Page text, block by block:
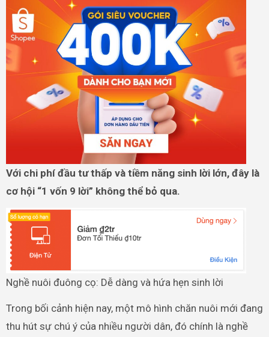
Với chi phí đầu tư thấp và tiềm năng sinh lời lớn, đây là
cơ hội “1 vốn 9 lời” không thể bỏ qua.
Nghề nuôi đuông cọ: Dễ dàng và hứa hẹn sinh lời
Trong bối cảnh hiện nay, một mô hình chăn nuôi mới đang
thu hút sự chú ý của nhiều người dân, đó chính là nghề